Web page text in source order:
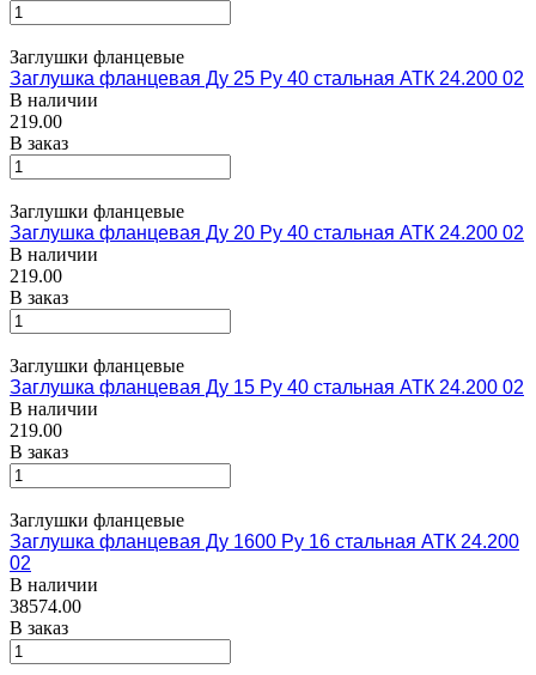
Заглушки фланцевые
Заглушка фланцевая Ду 25 Ру 40 стальная АТК 24.200 02
В наличии
219.00
В заказ
Заглушки фланцевые
Заглушка фланцевая Ду 20 Ру 40 стальная АТК 24.200 02
В наличии
219.00
В заказ
Заглушки фланцевые
Заглушка фланцевая Ду 15 Ру 40 стальная АТК 24.200 02
В наличии
219.00
В заказ
Заглушки фланцевые
Заглушка фланцевая Ду 1600 Ру 16 стальная АТК 24.200
02
В наличии
38574.00
В заказ